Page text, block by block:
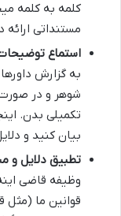
کلمه به کلمه
مستنداتی
استماع
به گزارش
شوهر و در
تکمیلی بدن.
بیان کنید و
تطبیق دلایل و
وظیفه قاضی
قوانین ما (مثل